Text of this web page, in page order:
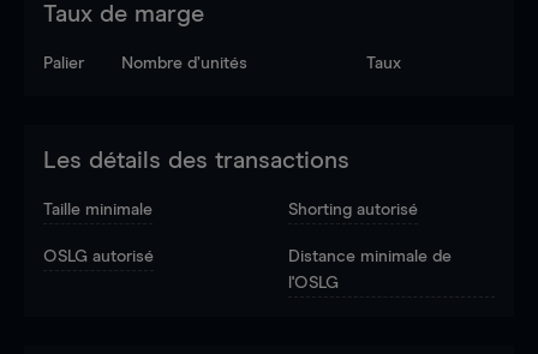
Taux de marge
Palier Nombre d’unités Taux
Les détails des transactions
Taille minimale Shorting autorisé
OSLG autorisé
Distance minimale de
l'OSLG